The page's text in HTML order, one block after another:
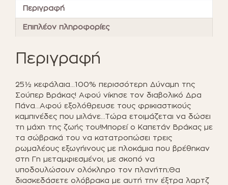
Περιγραφή
Επιπλέον πληροφορίες
Περιγραφή
25½ κεφάλαια…100% περισσότερη Δύναμη της
Σούπερ Βράκας! Αφού νίκησε τον διαβολικό Δρα
Πάνα…Αφού εξολόθρευσε τους φρικιαστικούς
καμπινέδες που μιλάνε…Τώρα ετοιμάζεται να δώσει
τη μάχη της ζωής του!Μπορεί ο Καπετάν Βράκας με
τα σώβρακά του να κατατροπώσει τρεις
ρωμαλέους εξωγήινους με πλοκάμια που βρέθηκαν
στη Γη μεταμφιεσμένοι, με σκοπό να
υποδουλώσουν ολόκληρο τον πλανήτη;Θα
διασκεδάσετε ολόβρακα με αυτή την έξτρα λαρτζ